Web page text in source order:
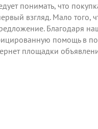
понимать, что
взгляд. Мало
Благодаря
помощь в
площадки